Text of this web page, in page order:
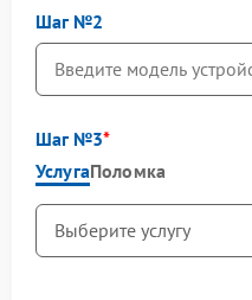
Шаг №2
Шаг №3
УслугаПоломка